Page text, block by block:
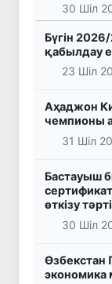
30 Шіл
Бүгін
қабылдау
23 Шіл
Аҳаджон
чемпионы
31 Шіл
Бастауыш
өткізу
30 Шіл
Өзбекстан
экономика